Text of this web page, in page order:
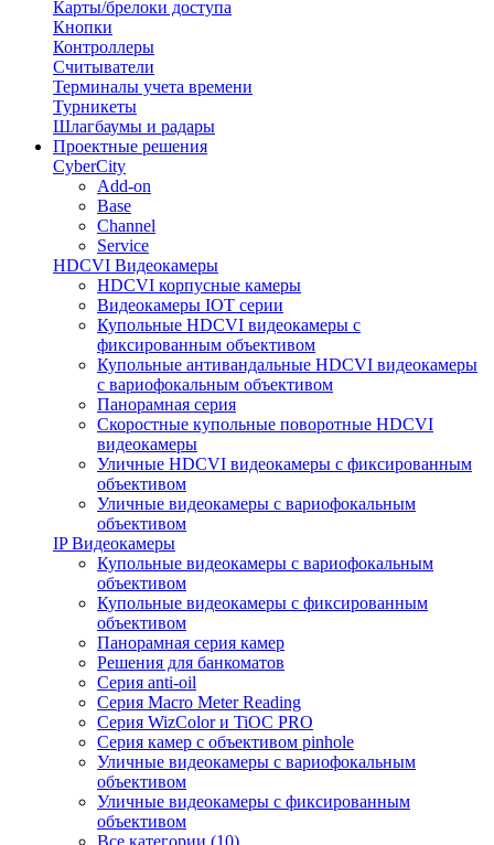
Карты/брелоки доступа
Кнопки
Контроллеры
Считыватели
Терминалы учета времени
Турникеты
Шлагбаумы и радары
Проектные решения
CyberCity
Add-on
Base
Channel
Service
HDCVI Видеокамеры
HDCVI корпусные камеры
Видеокамеры IOT серии
Купольные HDCVI видеокамеры с
фиксированным объективом
Купольные антивандальные HDCVI видеокамеры
с вариофокальным объективом
Панорамная серия
Скоростные купольные поворотные HDCVI
видеокамеры
Уличные HDCVI видеокамеры с фиксированным
объективом
Уличные видеокамеры с вариофокальным
объективом
IP Видеокамеры
Купольные видеокамеры с вариофокальным
объективом
Купольные видеокамеры с фиксированным
объективом
Панорамная серия камер
Решения для банкоматов
Серия anti-oil
Серия Macro Meter Reading
Серия WizColor и TiOC PRO
Серия камер с объективом pinhole
Уличные видеокамеры с вариофокальным
объективом
Уличные видеокамеры с фиксированным
объективом
Все категории (10)